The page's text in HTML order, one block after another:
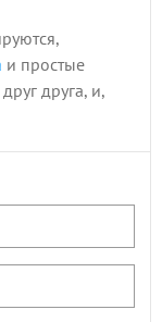
и простые
друга, и,